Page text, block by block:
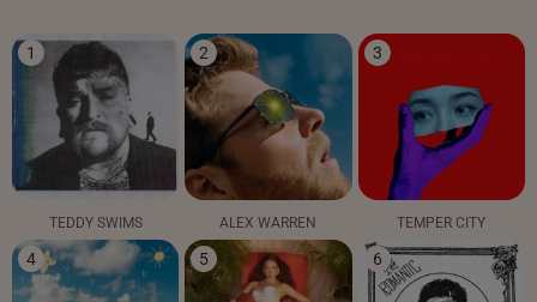
1
TEDDY SWIMS
2
ALEX WARREN
3
TEMPER CITY
4 5 6